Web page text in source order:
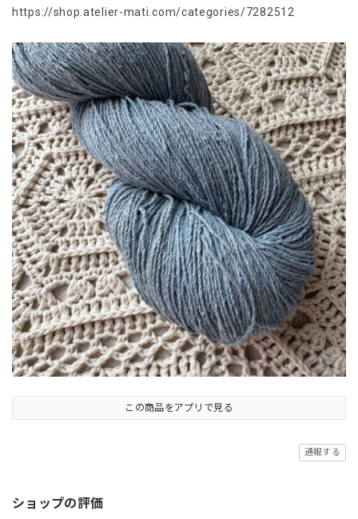
https://shop.atelier-mati.com/categories/7282512
この商品をアプリで見る
通報する
ショップの評価